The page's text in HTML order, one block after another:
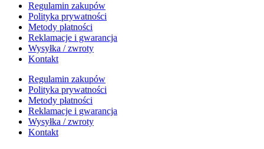
Regulamin zakupów
Polityka prywatności
Metody płatności
Reklamacje i gwarancja
Wysyłka / zwroty
Kontakt
Regulamin zakupów
Polityka prywatności
Metody płatności
Reklamacje i gwarancja
Wysyłka / zwroty
Kontakt